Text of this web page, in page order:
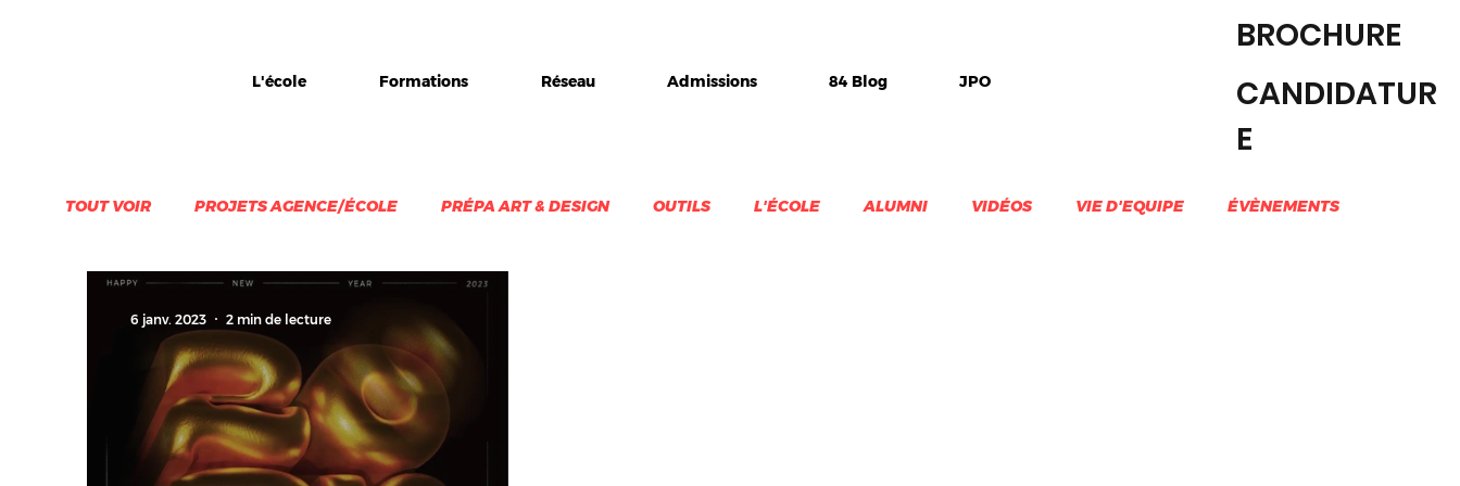
L'école Formations Réseau Admissions 84 Blog JPO
BROCHURE
CANDIDATUR
E
TOUT VOIR PROJETS AGENCE/ÉCOLE PRÉPA ART & DESIGN OUTILS L'ÉCOLE ALUMNI VIDÉOS VIE D'EQUIPE ÉVÈNEMENTS
EXPO STAGE 1984-INC DIPLOME
6 janv. 2023 2 min de lecture